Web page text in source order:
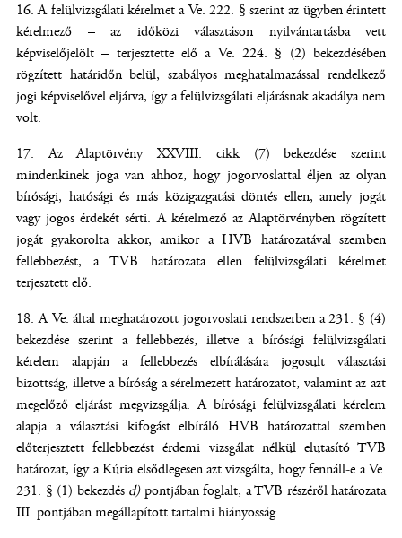
A felülvizsgálati kérelmet a Ve. 222. § szerint az ügyben érintett
kérelmező – az időközi választáson nyilvántartásba vett
képviselőjelölt – terjesztette elő a Ve. 224. § (2) bekezdésében
rögzített határidőn belül, szabályos meghatalmazással rendelkező
jogi képviselővel eljárva, így a felülvizsgálati eljárásnak akadálya nem
volt.
Az Alaptörvény XXVIII. cikk (7) bekezdése szerint
mindenkinek joga van ahhoz, hogy jogorvoslattal éljen az olyan
bírósági, hatósági és más közigazgatási döntés ellen, amely jogát
vagy jogos érdekét sérti. A kérelmező az Alaptörvényben rögzített
jogát gyakorolta akkor, amikor a HVB határozatával szemben
fellebbezést, a TVB határozata ellen felülvizsgálati kérelmet
terjesztett elő.
A Ve. által meghatározott jogorvoslati rendszerben a 231. § (4)
bekezdése szerint a fellebbezés, illetve a bírósági felülvizsgálati
kérelem alapján a fellebbezés elbírálására jogosult választási
bizottság, illetve a bíróság a sérelmezett határozatot, valamint az azt
megelőző eljárást megvizsgálja. A bírósági felülvizsgálati kérelem
alapja a választási kifogást elbíráló HVB határozattal szemben
előterjesztett fellebbezést érdemi vizsgálat nélkül elutasító TVB
határozat, így a Kúria elsődlegesen azt vizsgálta, hogy fennáll-e a Ve.
231. § (1) bekezdés d)pontjában foglalt, a TVB részéről határozata
III. pontjában megállapított tartalmi hiányosság.